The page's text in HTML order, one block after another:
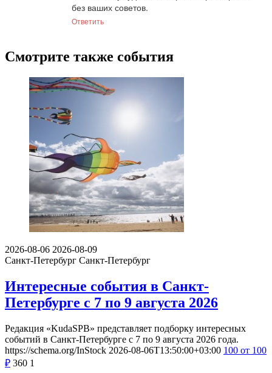
без ваших советов.
Ответить
Смотрите также события
2026-08-06 2026-08-09
Санкт-Петербург Санкт-Петербург
Интересные события в Санкт-
Петербурге с 7 по 9 августа 2026
Редакция «KudaSPB» представляет подборку интересных
событий в Санкт-Петербурге с 7 по 9 августа 2026 года.
https://schema.org/InStock 2026-08-06T13:50:00+03:00 100 от 100
₽ 360 1